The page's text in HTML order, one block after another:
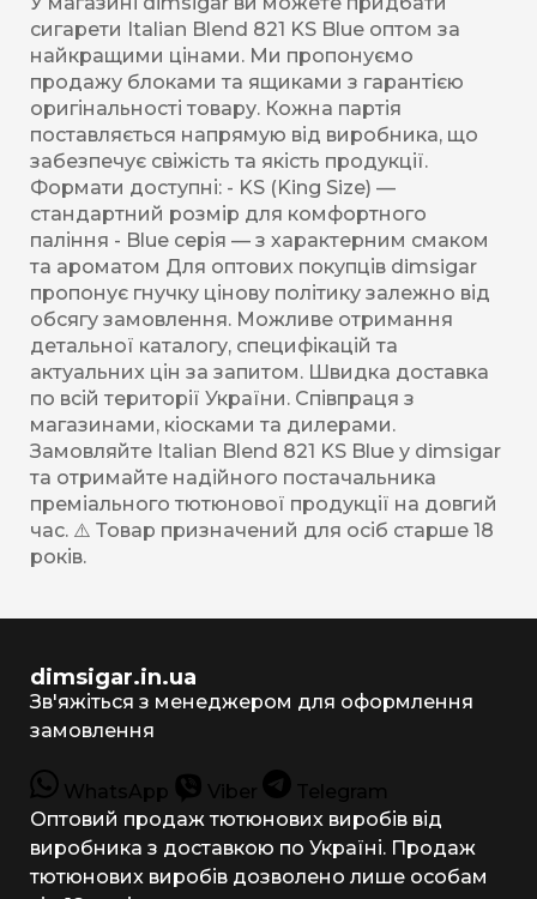
сигарети Italian Blend 821 KS Blue оптом за
найкращими цінами. Ми пропонуємо
продажу блоками та ящиками з гарантією
оригінальності товару. Кожна партія
поставляється напрямую від виробника, що
забезпечує свіжість та якість продукції.
Формати доступні: - KS (King Size) —
стандартний розмір для комфортного
паління - Blue серія — з характерним смаком
та ароматом Для оптових покупців dimsigar
пропонує гнучку цінову політику залежно від
обсягу замовлення. Можливе отримання
детальної каталогу, специфікацій та
актуальних цін за запитом. Швидка доставка
по всій території України. Співпраця з
магазинами, кіосками та дилерами.
Замовляйте Italian Blend 821 KS Blue у dimsigar
та отримайте надійного постачальника
преміального тютюнової продукції на довгий
час. ⚠️ Товар призначений для осіб старше 18
років.
dimsigar.in.ua
Зв'яжіться з менеджером для оформлення
замовлення
WhatsApp Viber
Telegram
Оптовий продаж тютюнових виробів від
виробника з доставкою по Україні. Продаж
тютюнових виробів дозволено лише особам